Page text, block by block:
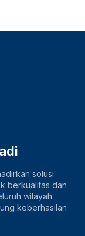
solusi
berkualitas dan
wilayah
keberhasilan